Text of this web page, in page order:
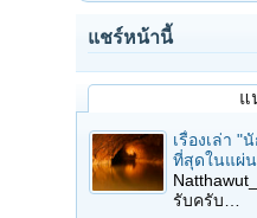
แชร์หน้านี้
แ
เรื่องเล่า "
ที่สุดในแผ่
รับครับ…